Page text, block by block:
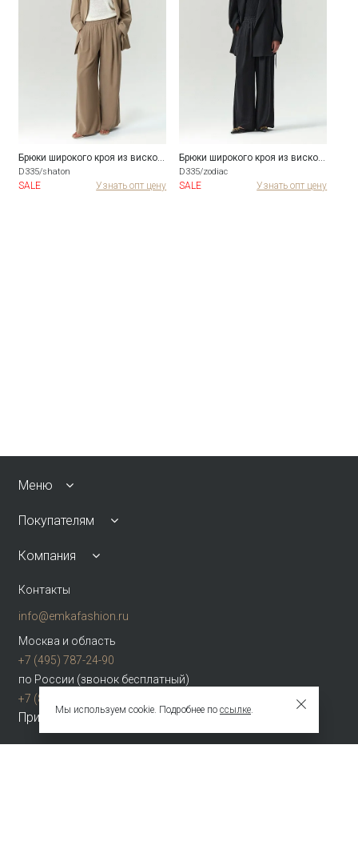
Брюки широкого кроя из вискозы
D335/shaton
SALE Узнать опт цену
Брюки широкого кроя из вискозы
D335/zodiac
SALE Узнать опт цену
Меню
Покупателям
Компания
Контакты
info@emkafashion.ru
Москва и область
+7 (495) 787-24-90
по России (звонок бесплатный)
+7 (800) 775-42-46
Присоединяйтесь
Мы используем cookie. Подробнее по ссылке